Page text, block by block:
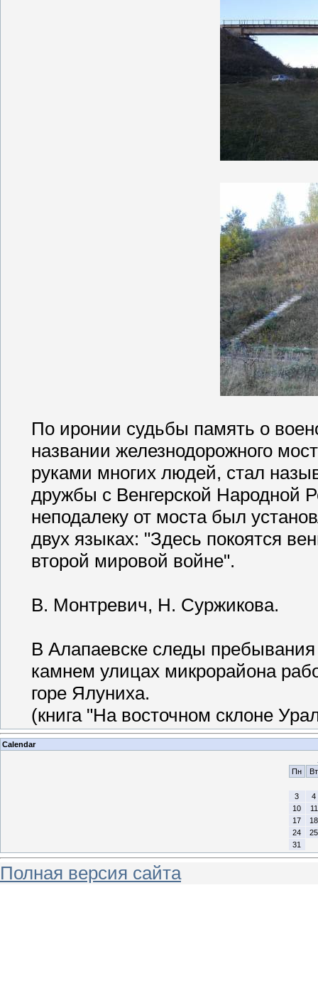
По иронии судьбы память о
названии железнодорожного
руками многих людей, стал
дружбы с Венгерской Народной
неподалеку от моста был
двух языках: "Здесь покоятся
второй мировой войне".
В. Монтревич, Н. Суржикова.
В Алапаевске следы
камнем улицах микрорайона
горе Ялуниха.
(книга "На восточном склоне
Calendar
Пн
Вт
3
4
10
11
17
18
24
25
31
Полная версия сайта